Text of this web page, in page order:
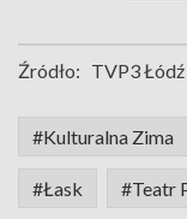
Źródło: TVP3 Łódź
#Kulturalna Zima
#Łask #Teatr